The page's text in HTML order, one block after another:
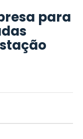
para